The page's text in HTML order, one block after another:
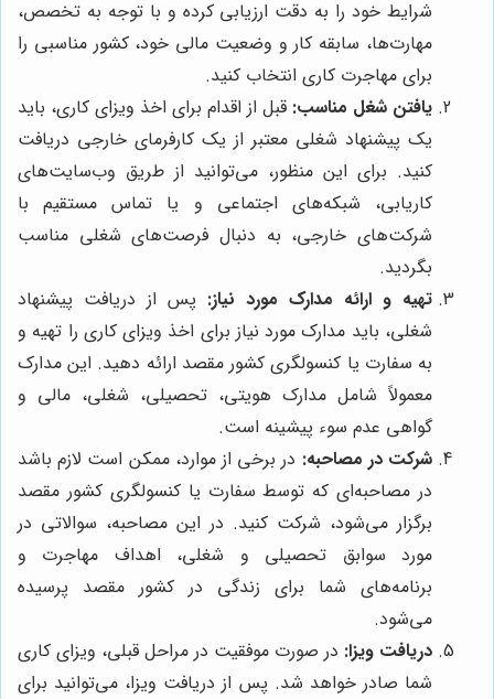
شرایط خود را به دقت ارزیابی کرده و با توجه به تخصص،
مهارت‌ها، سابقه کار و وضعیت مالی خود، کشور مناسبی را
برای مهاجرت کاری انتخاب کنید.
یافتن شغل مناسب: قبل از اقدام برای اخذ ویزای کاری، باید
یک پیشنهاد شغلی معتبر از یک کارفرمای خارجی دریافت
کنید. برای این منظور، می‌توانید از طریق وب‌سایت‌های
کاریابی، شبکه‌های اجتماعی و یا تماس مستقیم با
شرکت‌های خارجی، به دنبال فرصت‌های شغلی مناسب
بگردید.
تهیه و ارائه مدارک مورد نیاز: پس از دریافت پیشنهاد
شغلی، باید مدارک مورد نیاز برای اخذ ویزای کاری را تهیه و
به سفارت یا کنسولگری کشور مقصد ارائه دهید. این مدارک
معمولاً شامل مدارک هویتی، تحصیلی، شغلی، مالی و
گواهی عدم سوء پیشینه است.
شرکت در مصاحبه: در برخی از موارد، ممکن است لازم باشد
در مصاحبه‌ای که توسط سفارت یا کنسولگری کشور مقصد
برگزار می‌شود، شرکت کنید. در این مصاحبه، سوالاتی در
مورد سوابق تحصیلی و شغلی، اهداف مهاجرت و
برنامه‌های شما برای زندگی در کشور مقصد پرسیده
می‌شود.
دریافت ویزا: در صورت موفقیت در مراحل قبلی، ویزای کاری
شما صادر خواهد شد. پس از دریافت ویزا، می‌توانید برای